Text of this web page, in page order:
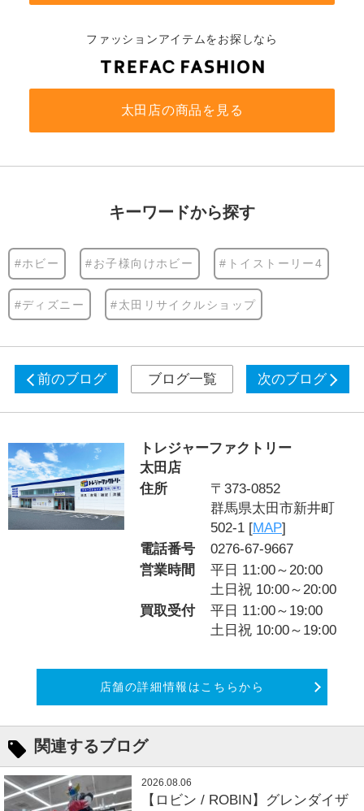
ファッションアイテムをお探しなら
太田店の商品を見る
キーワードから探す
#ホビー #お子様向けホビー #トイストーリー4
#ディズニー #太田リサイクルショップ
前のブログ ブログ一覧 次のブログ
トレジャーファクトリー
太田店
住所
〒373-0852
群馬県太田市新井町
502-1 [MAP]
電話番号
0276-67-9667
営業時間
平日 11:00～20:00
土日祝 10:00～20:00
買取受付
平日 11:00～19:00
土日祝 10:00～19:00
店舗の詳細情報はこちらから
関連するブログ
2026.08.06
【ロビン / ROBIN】グレンダイザ